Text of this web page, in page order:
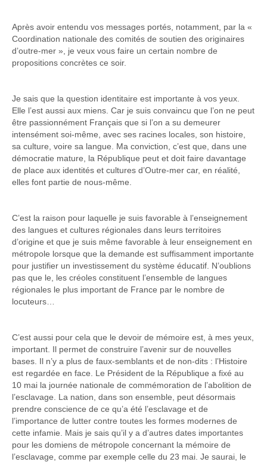
Après avoir entendu vos messages portés, notamment, par la «
Coordination nationale des comités de soutien des originaires
d’outre-mer », je veux vous faire un certain nombre de
propositions concrètes ce soir.
Je sais que la question identitaire est importante à vos yeux.
Elle l’est aussi aux miens. Car je suis convaincu que l’on ne peut
être passionnément Français que si l’on a su demeurer
intensément soi-même, avec ses racines locales, son histoire,
sa culture, voire sa langue. Ma conviction, c’est que, dans une
démocratie mature, la République peut et doit faire davantage
de place aux identités et cultures d’Outre-mer car, en réalité,
elles font partie de nous-même.
C’est la raison pour laquelle je suis favorable à l’enseignement
des langues et cultures régionales dans leurs territoires
d’origine et que je suis même favorable à leur enseignement en
métropole lorsque que la demande est suffisamment importante
pour justifier un investissement du système éducatif. N’oublions
pas que le, les créoles constituent l’ensemble de langues
régionales le plus important de France par le nombre de
locuteurs…
C’est aussi pour cela que le devoir de mémoire est, à mes yeux,
important. Il permet de construire l’avenir sur de nouvelles
bases. Il n’y a plus de faux-semblants et de non-dits : l’Histoire
est regardée en face. Le Président de la République a fixé au
10 mai la journée nationale de commémoration de l’abolition de
l’esclavage. La nation, dans son ensemble, peut désormais
prendre conscience de ce qu’a été l’esclavage et de
l’importance de lutter contre toutes les formes modernes de
cette infamie. Mais je sais qu’il y a d’autres dates importantes
pour les domiens de métropole concernant la mémoire de
l’esclavage, comme par exemple celle du 23 mai. Je saurai, le